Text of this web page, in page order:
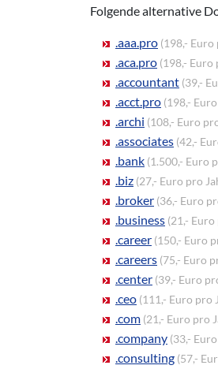
Folgende alternative
.aaa.pro (198,- Euro
.aca.pro (198,- Euro
.accountant (39,-
.acct.pro (198,-
.archi (108,- Euro
.associates (42,-
.bank (1.500,- Euro
.biz (27,- Euro pro
.broker (36,- Euro
.business (21,-
.career (150,- Euro
.careers (75,- Euro
.center (39,- Euro
.ceo (111,- Euro pro
.com (21,- Euro pro
.company (33,-
.consulting (57,-